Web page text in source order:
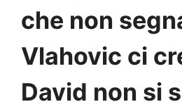
che non
Vlahovic ci
David non si